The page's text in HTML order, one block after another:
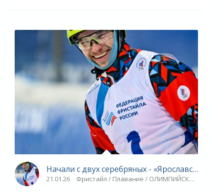
Начали с двух серебряных - «Ярославский
21.01.26 Фристайл / Плавание / ОЛИМПИЙСКИЕ ИГРЫ